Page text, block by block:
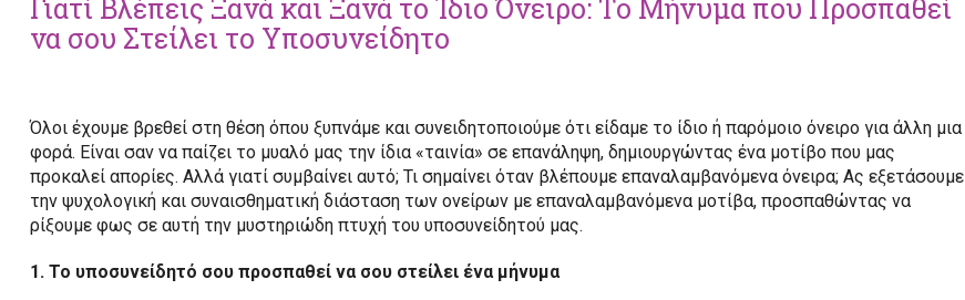
Γιατί Βλέπεις Ξανά και Ξανά το Ίδιο Όνειρο: Το Μήνυμα που Προσπαθεί
να σου Στείλει το Υποσυνείδητο
Όλοι έχουμε βρεθεί στη θέση όπου ξυπνάμε και συνειδητοποιούμε ότι είδαμε το ίδιο ή παρόμοιο όνειρο για άλλη μια
φορά. Είναι σαν να παίζει το μυαλό μας την ίδια «ταινία» σε επανάληψη, δημιουργώντας ένα μοτίβο που μας
προκαλεί απορίες. Αλλά γιατί συμβαίνει αυτό; Τι σημαίνει όταν βλέπουμε επαναλαμβανόμενα όνειρα; Ας εξετάσουμε
την ψυχολογική και συναισθηματική διάσταση των ονείρων με επαναλαμβανόμενα μοτίβα, προσπαθώντας να
ρίξουμε φως σε αυτή την μυστηριώδη πτυχή του υποσυνείδητού μας.
1. Το υποσυνείδητό σου προσπαθεί να σου στείλει ένα μήνυμα